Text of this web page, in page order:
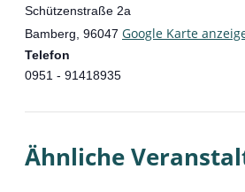
Schützenstraße 2a
Bamberg 96047 Google Karte
Telefon
0951 - 91418935
Ähnliche